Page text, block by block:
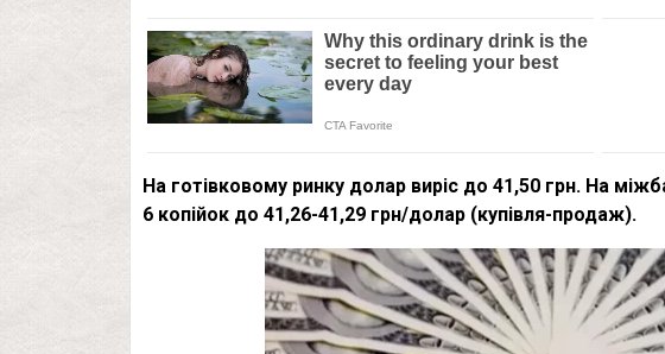
На готівковому ринку долар виріс до 41,50 грн. На
6 копійок до 41,26-41,29 грн/долар (купівля-продаж).